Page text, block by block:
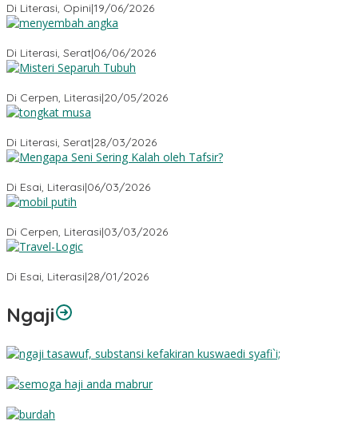
Di Literasi, Opini|19/06/2026
Di Literasi, Serat|06/06/2026
Di Cerpen, Literasi|20/05/2026
Di Literasi, Serat|28/03/2026
Di Esai, Literasi|06/03/2026
Di Cerpen, Literasi|03/03/2026
Di Esai, Literasi|28/01/2026
Ngaji